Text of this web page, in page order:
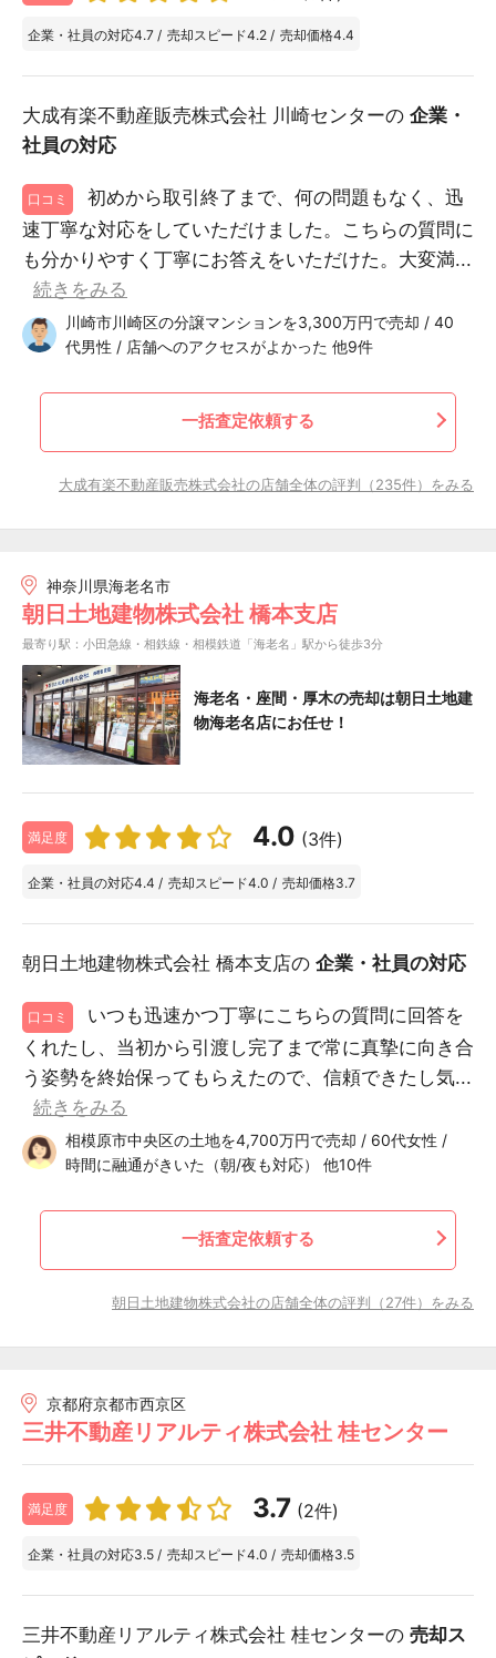
企業・社員の対応4.7 / 売却スピード4.2 / 売却価格4.4
大成有楽不動産販売株式会社 川崎センターの 企業・
社員の対応
口コミ
初めから取引終了まで、何の問題もなく、迅
速丁寧な対応をしていただけました。こちらの質問に
も分かりやすく丁寧にお答えをいただけた。大変満...
続きをみる
川崎市川崎区の分譲マンションを3,300万円で売却 / 40
代男性 / 店舗へのアクセスがよかった 他9件
一括査定依頼する
大成有楽不動産販売株式会社の店舗全体の評判（235件）をみる
神奈川県海老名市
朝日土地建物株式会社 橋本支店
最寄り駅：小田急線・相鉄線・相模鉄道「海老名」駅から徒歩3分
海老名・座間・厚木の売却は朝日土地建
物海老名店にお任せ！
満足度 4.0 (3件)
企業・社員の対応4.4 / 売却スピード4.0 / 売却価格3.7
朝日土地建物株式会社 橋本支店の 企業・社員の対応
口コミ
いつも迅速かつ丁寧にこちらの質問に回答を
くれたし、当初から引渡し完了まで常に真摯に向き合
う姿勢を終始保ってもらえたので、信頼できたし気...
続きをみる
相模原市中央区の土地を4,700万円で売却 / 60代女性 /
時間に融通がきいた（朝/夜も対応） 他10件
一括査定依頼する
朝日土地建物株式会社の店舗全体の評判（27件）をみる
京都府京都市西京区
三井不動産リアルティ株式会社 桂センター
満足度 3.7 (2件)
企業・社員の対応3.5 / 売却スピード4.0 / 売却価格3.5
三井不動産リアルティ株式会社 桂センターの 売却ス